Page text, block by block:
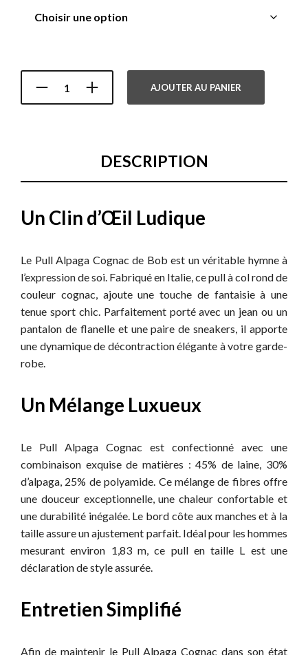
AJOUTER AU PANIER
DESCRIPTION
Un Clin d’Œil Ludique
Le Pull Alpaga Cognac de Bob est un véritable hymne à
l’expression de soi. Fabriqué en Italie, ce pull à col rond de
couleur cognac, ajoute une touche de fantaisie à une
tenue sport chic. Parfaitement porté avec un jean ou un
pantalon de flanelle et une paire de sneakers, il apporte
une dynamique de décontraction élégante à votre garde-
robe.
Un Mélange Luxueux
Le Pull Alpaga Cognac est confectionné avec une
combinaison exquise de matières : 45% de laine, 30%
d’alpaga, 25% de polyamide. Ce mélange de fibres offre
une douceur exceptionnelle, une chaleur confortable et
une durabilité inégalée. Le bord côte aux manches et à la
taille assure un ajustement parfait. Idéal pour les hommes
mesurant environ 1,83 m, ce pull en taille L est une
déclaration de style assurée.
Entretien Simplifié
Afin de maintenir le Pull Alpaga Cognac dans son état